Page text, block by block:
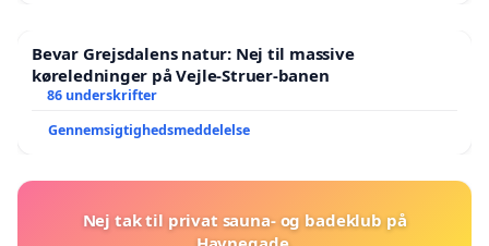
Bevar Grejsdalens natur: Nej til massive
køreledninger på Vejle-Struer-banen
86 underskrifter
Gennemsigtighedsmeddelelse
Nej tak til privat sauna- og badeklub på